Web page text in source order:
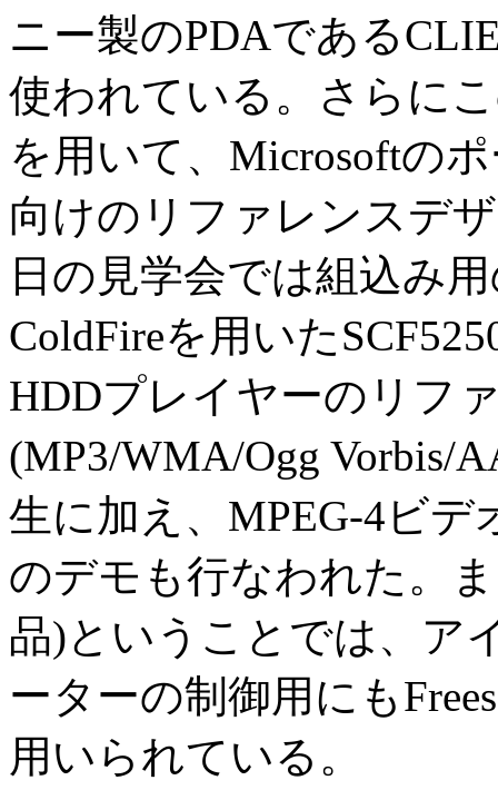
ニー製のPDAである
使われている。さらに
を用いて、Microsoftの
向けのリファレンスデ
日の見学会では組込み
ColdFireを用いた
HDDプレイヤーのリフ
(MP3/WMA/Ogg Vorbis/
生に加え、MPEG-4ビデ
のデモも行なわれた。
品)ということでは、ア
ーターの制御用にも
用いられている。